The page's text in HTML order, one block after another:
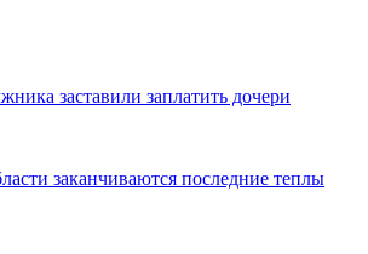
заставили заплатить дочери
заканчиваются последние теплы